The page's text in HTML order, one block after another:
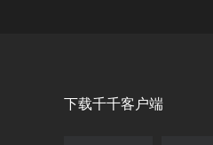
下载千千客户端